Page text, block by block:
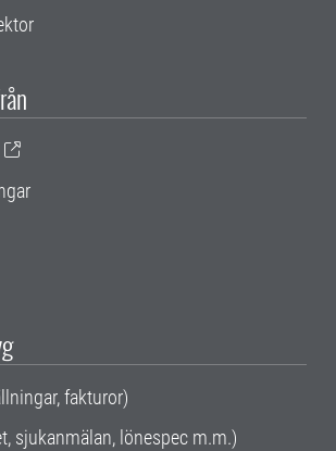
fakturor)
sjukanmälan, lönespec m.m.)